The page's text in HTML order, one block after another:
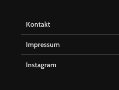
Kontakt
Impressum
Instagram